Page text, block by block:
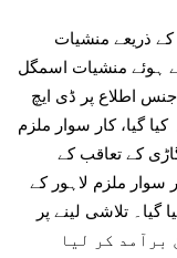
ذریعے منشیات
ہوئے منشیات اسمگل
جنس اطلاع پر ڈی ایچ
گیا، کار سوار ملزم
کے تعاقب کے
سوار ملزم لاہور کے
تلاشی لینے پر
برآمد کر لیا